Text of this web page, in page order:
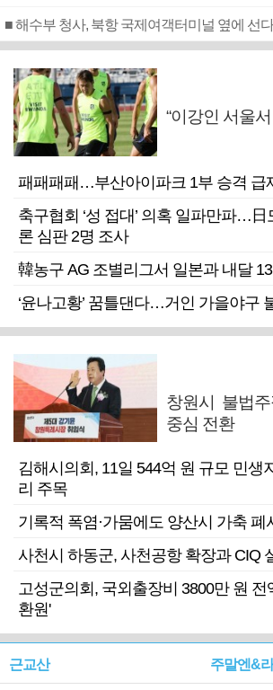
■ 해수부 청사, 북항 국제여객터미널 옆에 선
“이강인 서울
패패패패…부산아이파크 1부 승격 급
축구협회 ‘성 접대’ 의혹 일파만파…日
론 심판 2명 조사
韓농구 AG 조별리그서 일본과 내달
‘윤나고황’ 꿈틀댄다…거인 가을야구
창원시 불법
중심 전환
김해시의회, 11일 544억 원 규모 민생
리 주목
기록적 폭염·가뭄에도 양산시 가축 폐
사천시 하동군, 사천공항 확장과 CIQ
고성군의회, 국외출장비 3800만 원 전
환원'
근교산 주말엔&